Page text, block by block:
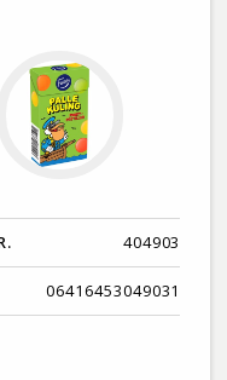
404903
06416453049031